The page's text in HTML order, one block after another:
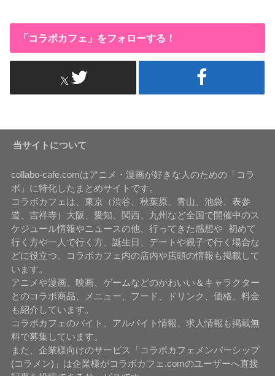
「コラボカフェ」をフォローする！
当サイトについて
collabo-cafe.comはアニメ・漫画が好きな人のための「コラ
ボ」に特化したまとめサイトです。
コラボカフェは、東京（渋谷、秋葉原、青山、池袋、表参
道、吉祥寺）大阪、愛知、関西、九州など全国で開催中のス
ケジュール情報やニュースの他、行ってきた感想や 初めて
行く方や一人で行く方、誕生日、デートや親子で行く場合な
どに役立つ、コラボカフェ内の店内や店頭の情報も掲載して
います。
アニメや漫画、映画、ゲームなどのかわいい＆キャラクター
とのコラボ商品、メニュー、フード、ドリンク、価格、料金
も紹介しています。
コラボカフェのバイト、アルバイト情報、求人情報も掲載無
料で募集しています。
また、企業様向けのサービス「コラボカフェメンバーシップ
(コラメン)」は企業様がコラボカフェ.comのユーザーへ直接